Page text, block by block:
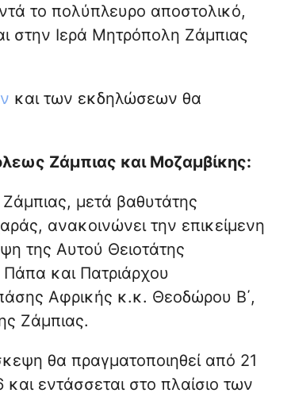
το πολύπλευρο αποστολικό,
στην Ιερά Μητρόπολη Ζάμπιας
και των εκδηλώσεων θα
Ζάμπιας και Μοζαμβίκης:
μετά βαθυτάτης
ανακοινώνει την επικείμενη
της Αυτού Θειοτάτης
και Πατριάρχου
Αφρικής κ.κ. Θεοδώρου Β΄,
Ζάμπιας.
θα πραγματοποιηθεί από 21
εντάσσεται στο πλαίσιο των